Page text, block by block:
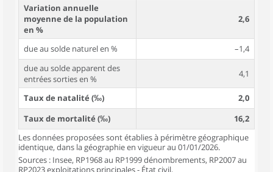
Variation annuelle
moyenne de la population
en %
2,6
due au solde naturel en %
–1,4
due au solde apparent des
entrées sorties en %
4,1
Taux de natalité (‰)
2,0
Taux de mortalité (‰)
16,2
Les données proposées sont établies à périmètre géographique
identique, dans la géographie en vigueur au 01/01/2026.
Sources : Insee, RP1968 au RP1999 dénombrements, RP2007 au
RP2023 exploitations principales - État civil.